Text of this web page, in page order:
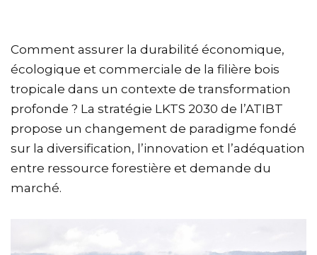
Comment assurer la durabilité économique,
écologique et commerciale de la filière bois
tropicale dans un contexte de transformation
profonde ? La stratégie LKTS 2030 de l’ATIBT
propose un changement de paradigme fondé
sur la diversification, l’innovation et l’adéquation
entre ressource forestière et demande du
marché.